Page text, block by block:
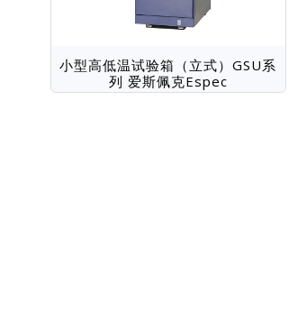
小型高低温试验箱（立式）GSU系
列 爱斯佩克Espec